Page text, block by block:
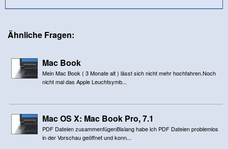
Ähnliche Fragen:
Mac Book
Mein Mac Book ( 3 Monate alt ) lässt sich nicht mehr hochfahren.Noch
nicht mal das Apple Leuchtsymb...
Mac OS X: Mac Book Pro, 7.1
PDF Dateien zusammenfügenBislang habe ich PDF Dateien problemlos
in der Vorschau geöffnet und konn...